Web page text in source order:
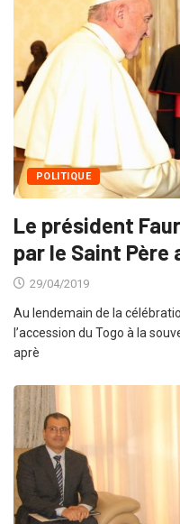
POLITIQUE
Le président
par le Saint Père
29/04/2019
Au lendemain de la
l’accession du Togo à la
aprè